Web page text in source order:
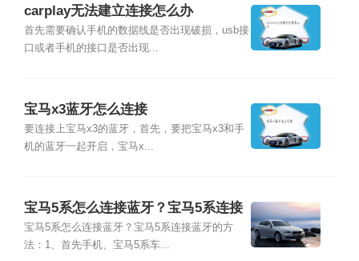
carplay无法建立连接怎么办
首先需要确认手机的数据线是否出现破损，usb接
口或者手机的接口是否出现...
宝马x3蓝牙怎么连接
要连接上宝马x3的蓝牙，首先，要把宝马x3和手
机的蓝牙一起开启，宝马x...
宝马5系怎么连接蓝牙？宝马5系连接
蓝牙的方法
宝马5系怎么连接蓝牙？宝马5系连接蓝牙的方
法：1、首先手机、宝马5系车...